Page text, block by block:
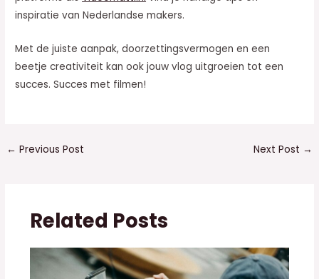
inspiratie van Nederlandse makers.
Met de juiste aanpak, doorzettingsvermogen en een
beetje creativiteit kan ook jouw vlog uitgroeien tot een
succes. Succes met filmen!
Post
← Previous Post Next Post →
Related Posts